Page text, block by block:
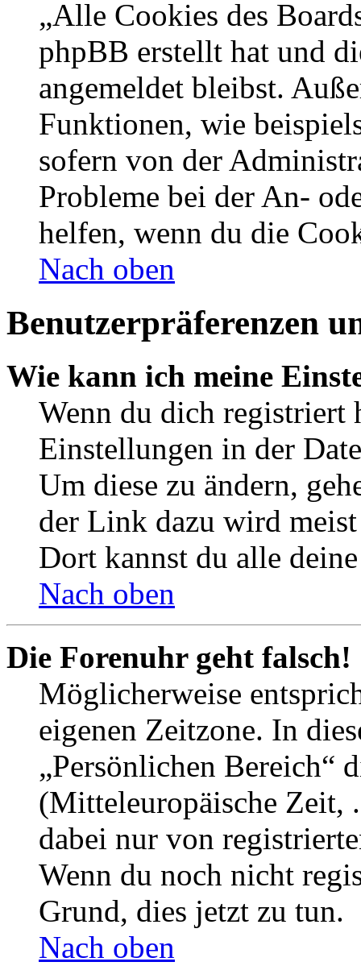
„Alle Cookies des
phpBB erstellt hat und
angemeldet bleibst.
Funktionen, wie
sofern von der
Probleme bei der An-
helfen, wenn du die
Nach oben
Benutzerpräferenzen
Wie kann ich meine
Wenn du dich registriert
Einstellungen in der
Um diese zu ändern,
der Link dazu wird
Dort kannst du alle
Nach oben
Die Forenuhr geht falsch!
Möglicherweise
eigenen Zeitzone. In
„Persönlichen Bereich“
(Mitteleuropäische Zeit,
dabei nur von
Wenn du noch nicht
Grund, dies jetzt zu tun.
Nach oben